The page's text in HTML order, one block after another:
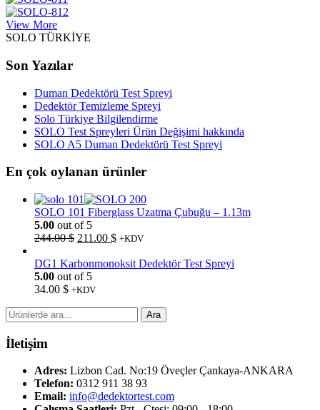
View More
SOLO TÜRKİYE
Son Yazılar
Duman Dedektörü Test Spreyi
Dedektör Temizleme Spreyi
Solo Türkiye Bilgilendirme
SOLO Test Spreyleri Ürün Değişimi hakkında
SOLO A5 Duman Dedektörü Test Spreyi
En çok oylanan ürünler
SOLO 101 Fiberglass Uzatma Çubuğu – 1.13m
5.00 out of 5
244.00$ Orijinal
244.00 $.
211.00 $Şu
fiyat:
+KDV
DG1 Karbonmonoksit Dedektör Test Spreyi
5.00 out of 5
34.00 $ +KDV
Ara: Ara
İletişim
Adres: Lizbon Cad. No:19 Öveçler Çankaya-ANKARA
Telefon: 0312 911 38 93
Email: info@dedektortest.com